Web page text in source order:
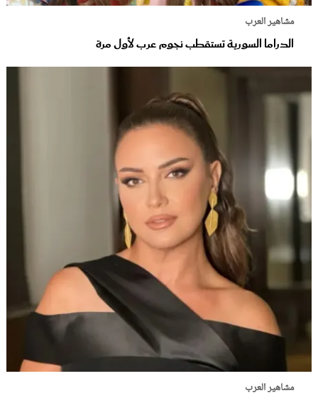
مشاهير العرب
الدراما السورية تستقطب نجوم عرب لأول مرة
مشاهير العرب